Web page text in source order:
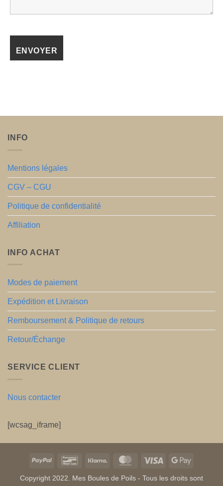
INFO
Mentions légales
CGV – CGU
Politique de confidentialité
Affiliation
INFO ACHAT
Modes de paiement
Expédition et Livraison
Remboursement & Politique de retours
Retour/Échange
SERVICE CLIENT
Nous contacter
[wcsag_iframe]
PayPal BancontactKlarna MasterCardVisa
Google
Copyright 2022. Mes Boules de Poils - Tous les droits sont